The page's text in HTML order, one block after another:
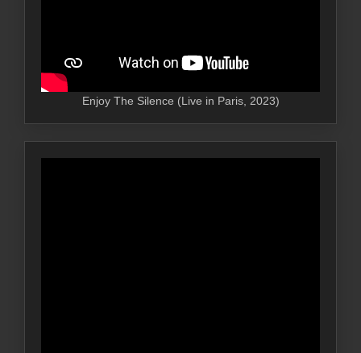
Enjoy The Silence (Live in Paris, 2023)